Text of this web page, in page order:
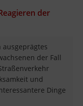
der
der Fall
und
Dinge